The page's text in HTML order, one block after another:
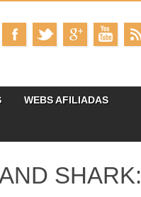
WEBS AFILIADAS
SHARK: